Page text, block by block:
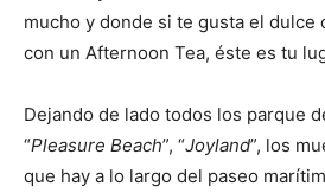
mucho y donde si te gusta el
con un Afternoon Tea, éste es tu
Dejando de lado todos los parque
“Pleasure Beach”, “Joyland”, los
que hay a lo largo del paseo